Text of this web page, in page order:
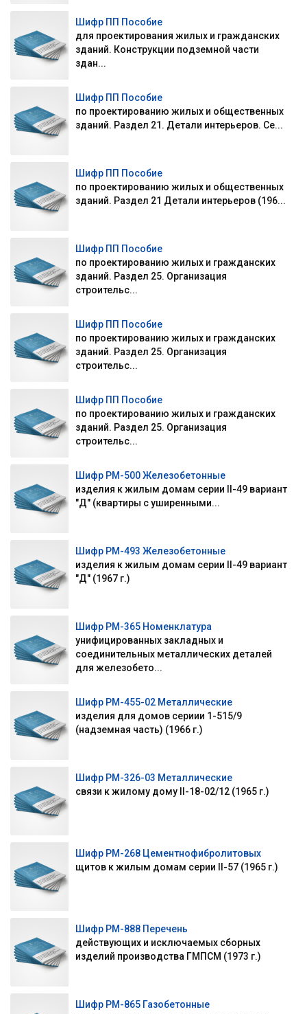
Шифр ПП Пособие
для проектирования жилых и гражданских
зданий. Конструкции подземной части
здан...
Шифр ПП Пособие
по проектированию жилых и общественных
зданий. Раздел 21. Детали интерьеров. Се...
Шифр ПП Пособие
по проектированию жилых и общественных
зданий. Раздел 21 Детали интерьеров (196...
Шифр ПП Пособие
по проектированию жилых и гражданских
зданий. Раздел 25. Организация
строительс...
Шифр ПП Пособие
по проектированию жилых и гражданских
зданий. Раздел 25. Организация
строительс...
Шифр ПП Пособие
по проектированию жилых и гражданских
зданий. Раздел 25. Организация
строительс...
Шифр РМ-500 Железобетонные
изделия к жилым домам серии II-49 вариант
"Д" (квартиры с уширенными...
Шифр РМ-493 Железобетонные
изделия к жилым домам серии II-49 вариант
"Д" (1967 г.)
Шифр РМ-365 Номенклатура
унифицированных закладных и
соединительных металлических деталей
для железобето...
Шифр РМ-455-02 Металлические
изделия для домов сериии 1-515/9
(надземная часть) (1966 г.)
Шифр РМ-326-03 Металлические
связи к жилому дому II-18-02/12 (1965 г.)
Шифр РМ-268 Цементнофибролитовых
щитов к жилым домам серии II-57 (1965 г.)
Шифр РМ-888 Перечень
действующих и исключаемых сборных
изделий производства ГМПСМ (1973 г.)
Шифр РМ-865 Газобетонные